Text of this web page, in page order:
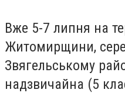
Вже 5-7 липня на
Житомирщини,
Звягельському
надзвичайна (5